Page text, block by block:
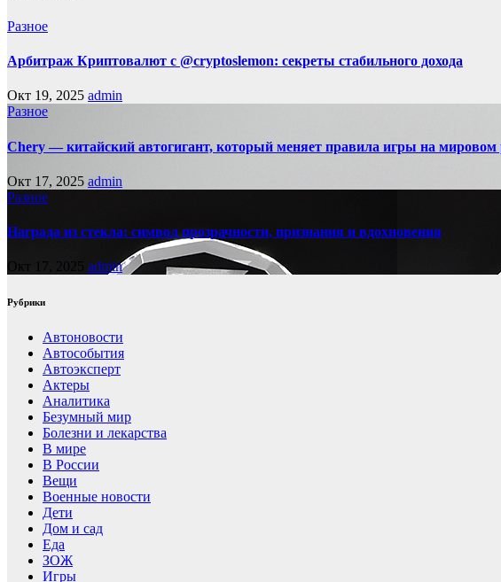
Разное
Арбитраж Криптовалют с @cryptoslemon: секреты стабильного дохода
Окт 19, 2025 admin
Разное
Chery — китайский автогигант, который меняет правила игры на
Окт 17, 2025 admin
Разное
Награда из стекла: символ прозрачности, признания и вдохновения
Окт 17, 2025 admin
Рубрики
Автоновости
Автособытия
Автоэксперт
Актеры
Аналитика
Безумный мир
Болезни и лекарства
В мире
В России
Вещи
Военные новости
Дети
Дом и сад
Еда
ЗОЖ
Игры